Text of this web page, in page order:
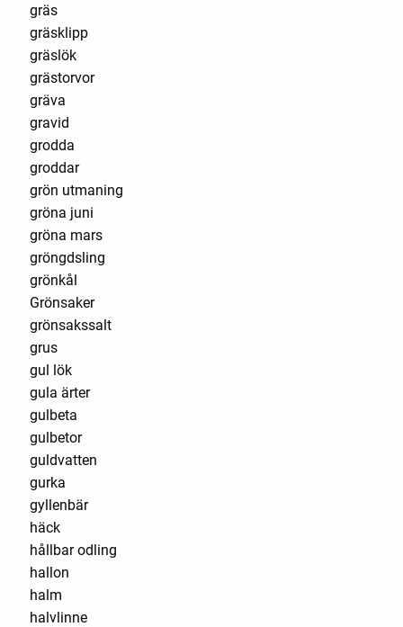
gräs
gräsklipp
gräslök
grästorvor
gräva
gravid
grodda
groddar
grön utmaning
gröna juni
gröna mars
gröngdsling
grönkål
Grönsaker
grönsakssalt
grus
gul lök
gula ärter
gulbeta
gulbetor
guldvatten
gurka
gyllenbär
häck
hållbar odling
hallon
halm
halvlinne